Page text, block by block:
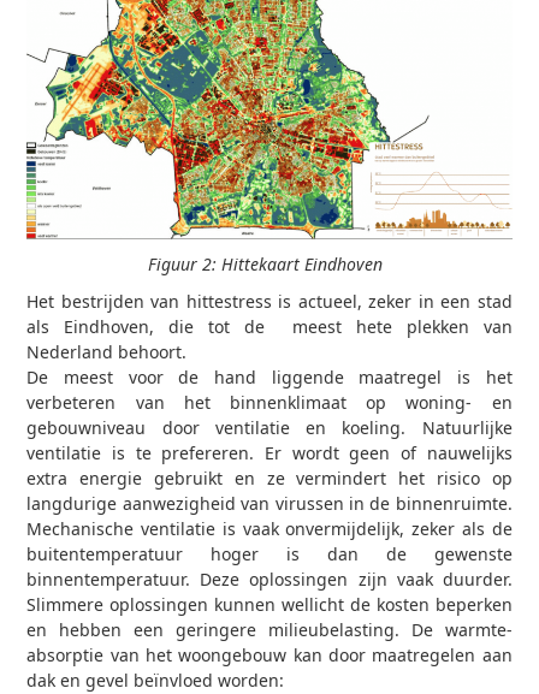
Figuur 2: Hittekaart Eindhoven
Het bestrijden van hittestress is actueel, zeker in een stad
als Eindhoven, die tot de meest hete plekken van
Nederland behoort.
De meest voor de hand liggende maatregel is het
verbeteren van het binnenklimaat op woning- en
gebouwniveau door ventilatie en koeling. Natuurlijke
ventilatie is te prefereren. Er wordt geen of nauwelijks
extra energie gebruikt en ze vermindert het risico op
langdurige aanwezigheid van virussen in de binnenruimte.
Mechanische ventilatie is vaak onvermijdelijk, zeker als de
buitentemperatuur hoger is dan de gewenste
binnentemperatuur. Deze oplossingen zijn vaak duurder.
Slimmere oplossingen kunnen wellicht de kosten beperken
en hebben een geringere milieubelasting. De warmte-
absorptie van het woongebouw kan door maatregelen aan
dak en gevel beïnvloed worden: